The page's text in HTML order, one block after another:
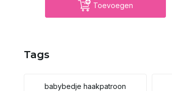
Toevoegen
Tags
babybedje haakpatroon